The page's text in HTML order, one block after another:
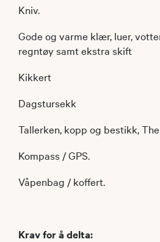
Kniv.
Gode og varme klær, luer,
regntøy samt ekstra skift
Kikkert
Dagstursekk
Tallerken, kopp og bestikk,
Kompass / GPS.
Våpenbag / koffert.
Krav for å delta: